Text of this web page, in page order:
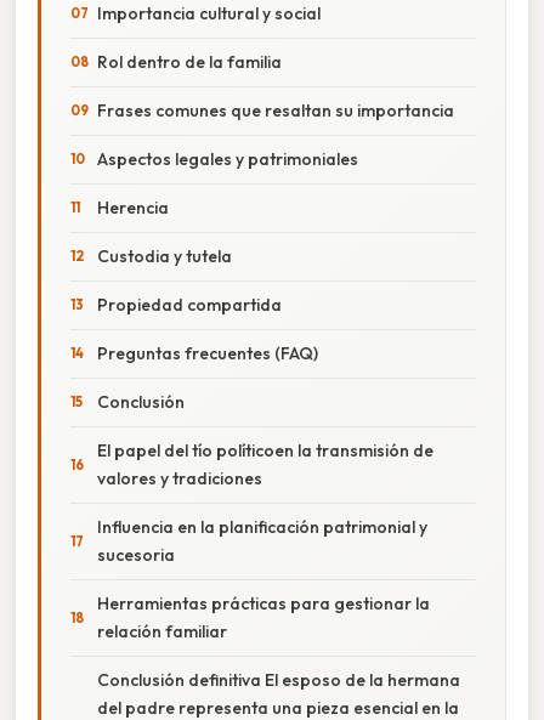
Importancia cultural y social
Rol dentro de la familia
Frases comunes que resaltan su importancia
Aspectos legales y patrimoniales
Herencia
Custodia y tutela
Propiedad compartida
Preguntas frecuentes (FAQ)
Conclusión
El papel del tío políticoen la transmisión de
valores y tradiciones
Influencia en la planificación patrimonial y
sucesoria
Herramientas prácticas para gestionar la
relación familiar
Conclusión definitiva El esposo de la hermana
del padre representa una pieza esencial en la